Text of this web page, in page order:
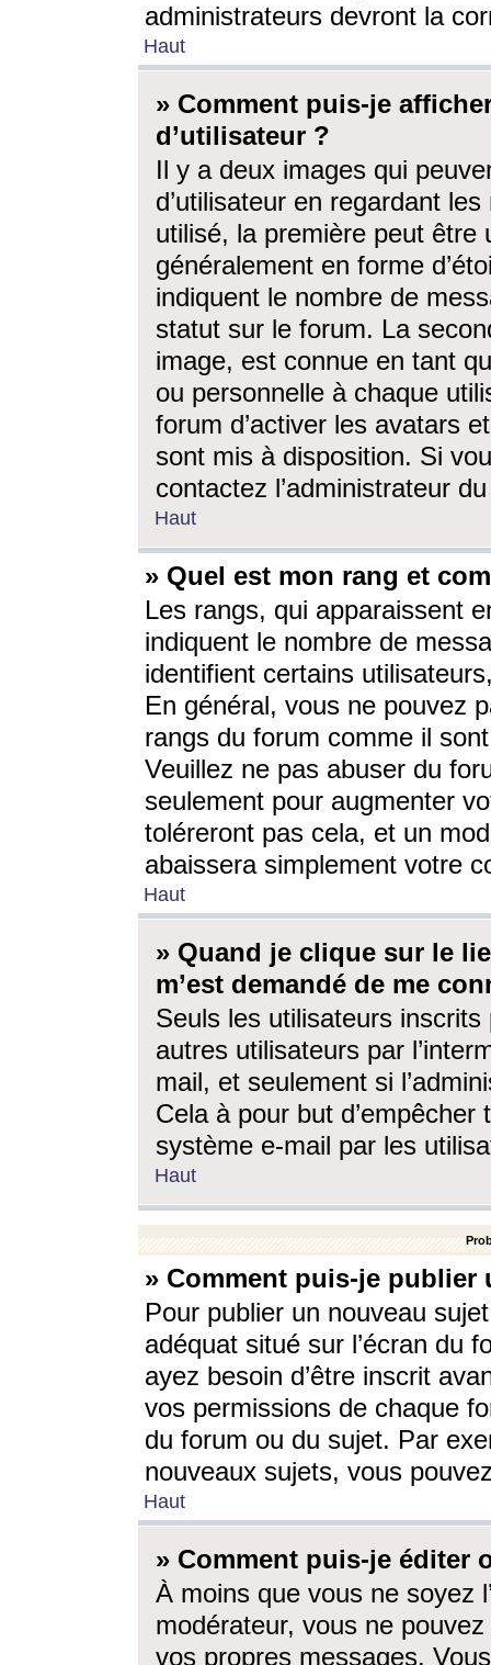
administrateurs devront la
Haut
» Comment puis-je
d’utilisateur ?
Il y a deux images qui
d’utilisateur en regardant
utilisé, la première peut être
généralement en forme
indiquent le nombre de
statut sur le forum. La
image, est connue en tant
ou personnelle à chaque
forum d’activer les avatars
sont mis à disposition. Si
contactez l’administrateur
Haut
» Quel est mon rang et
Les rangs, qui apparaissent
indiquent le nombre de
identifient certains
En général, vous ne pouvez
rangs du forum comme il
Veuillez ne pas abuser du
seulement pour augmenter
toléreront pas cela, et un
abaissera simplement votre
Haut
» Quand je clique sur le
m’est demandé de me
Seuls les utilisateurs
autres utilisateurs par
mail, et seulement si
Cela à pour but
système e-mail par les
Haut
» Comment puis-je
Pour publier un nouveau
adéquat situé sur l’écran du
ayez besoin d’être inscrit
vos permissions de chaque
du forum ou du sujet. Par
nouveaux sujets, vous
Haut
» Comment puis-je éditer
À moins que vous ne soyez
modérateur, vous ne
vos propres messages.